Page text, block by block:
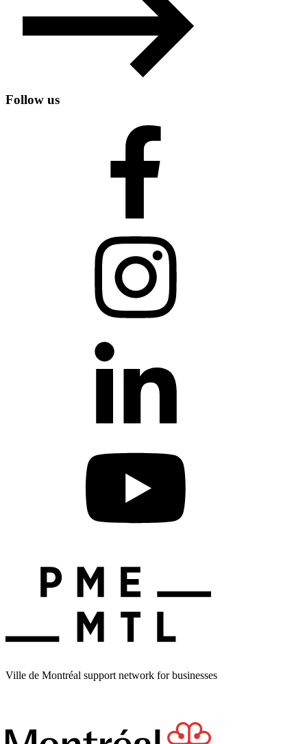
Follow us
Ville de Montréal support network for businesses